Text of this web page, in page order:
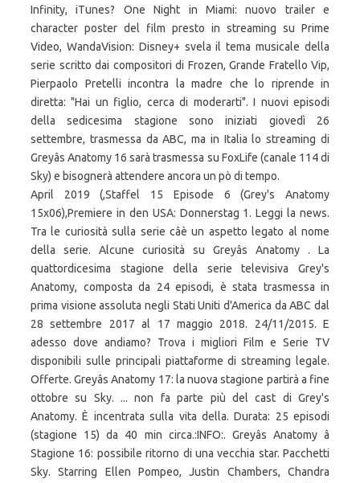
Infinity, iTunes? One Night in Miami: nuovo trailer e
character poster del film presto in streaming su Prime
Video, WandaVision: Disney+ svela il tema musicale della
serie scritto dai compositori di Frozen, Grande Fratello Vip,
Pierpaolo Pretelli incontra la madre che lo riprende in
diretta: "Hai un figlio, cerca di moderarti". I nuovi episodi
della sedicesima stagione sono iniziati giovedì 26
settembre, trasmessa da ABC, ma in Italia lo streaming di
Greyâs Anatomy 16 sarà trasmessa su FoxLife (canale 114 di
Sky) e bisognerà attendere ancora un pò di tempo.
April 2019 (,Staffel 15 Episode 6 (Grey's Anatomy
15x06),Premiere in den USA: Donnerstag 1. Leggi la news.
Tra le curiosità sulla serie câè un aspetto legato al nome
della serie. Alcune curiosità su Greyâs Anatomy . La
quattordicesima stagione della serie televisiva Grey's
Anatomy, composta da 24 episodi, è stata trasmessa in
prima visione assoluta negli Stati Uniti d'America da ABC dal
28 settembre 2017 al 17 maggio 2018. 24/11/2015. E
adesso dove andiamo? Trova i migliori Film e Serie TV
disponibili sulle principali piattaforme di streaming legale.
Offerte. Greyâs Anatomy 17: la nuova stagione partirà a fine
ottobre su Sky. ... non fa parte più del cast di Grey's
Anatomy. È incentrata sulla vita della. Durata: 25 episodi
(stagione 15) da 40 min circa.:INFO:. Greyâs Anatomy â
Stagione 16: possibile ritorno di una vecchia star. Pacchetti
Sky. Starring Ellen Pompeo, Justin Chambers, Chandra